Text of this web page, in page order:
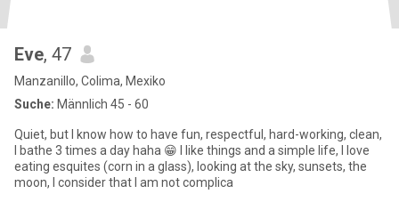
Eve, 47
Manzanillo, Colima, Mexiko
Suche: Männlich 45 - 60
Quiet, but I know how to have fun, respectful, hard-working, clean,
I bathe 3 times a day haha ​​😁 I like things and a simple life, I love
eating esquites (corn in a glass), looking at the sky, sunsets, the
moon, I consider that I am not complica